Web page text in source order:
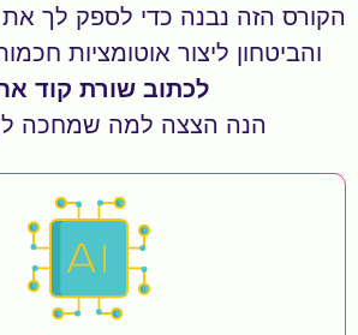
הקורס הזה נבנה כדי לספק לך
והביטחון ליצור אוטומציות
לכתוב שורת קוד
הנה הצצה למה שמחכה